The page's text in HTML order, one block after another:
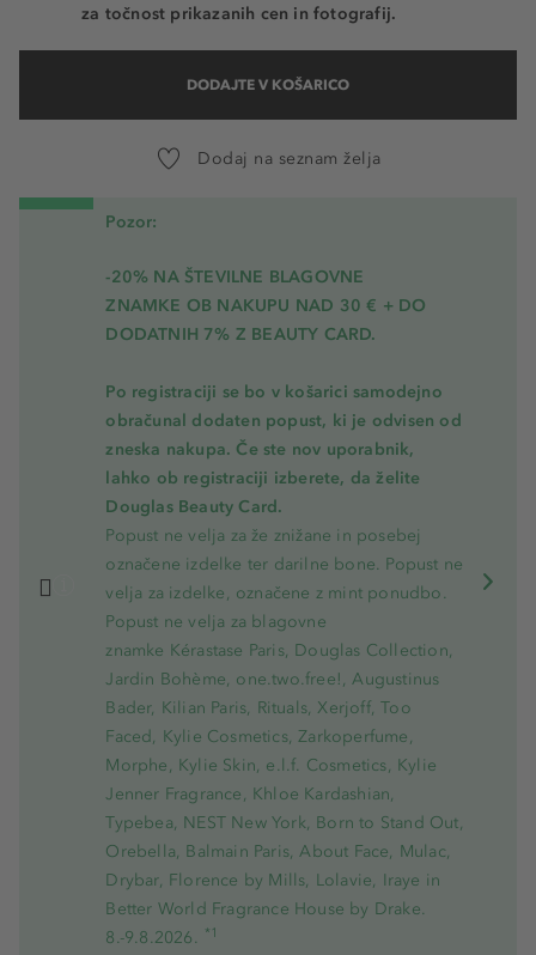
za točnost prikazanih cen in fotografij.
DODAJTE V KOŠARICO
Dodaj na seznam želja
Pozor:
-20% NA ŠTEVILNE BLAGOVNE
ZNAMKE OB NAKUPU NAD 30 € + DO
DODATNIH 7% Z BEAUTY CARD.
Po registraciji se bo v košarici samodejno
obračunal dodaten popust, ki je odvisen od
zneska nakupa. Če ste nov uporabnik,
lahko ob registraciji izberete, da želite
Douglas Beauty Card.
Popust ne velja za že znižane in posebej
označene izdelke ter darilne bone. Popust ne
velja za izdelke, označene z mint ponudbo.
Popust ne velja za blagovne
znamke Kérastase Paris, Douglas Collection,
Jardin Bohème, one.two.free!, Augustinus
Bader, Kilian Paris, Rituals, Xerjoff, Too
Faced, Kylie Cosmetics, Zarkoperfume,
Morphe, Kylie Skin, e.l.f. Cosmetics, Kylie
Jenner Fragrance, Khloe Kardashian,
Typebea, NEST New York, Born to Stand Out,
Orebella, Balmain Paris, About Face, Mulac,
Drybar, Florence by Mills, Lolavie, Iraye in
Better World Fragrance House by Drake.
8.-9.8.2026. *1